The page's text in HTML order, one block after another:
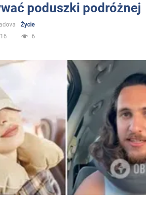
poduszki podróżnej
Życie
6